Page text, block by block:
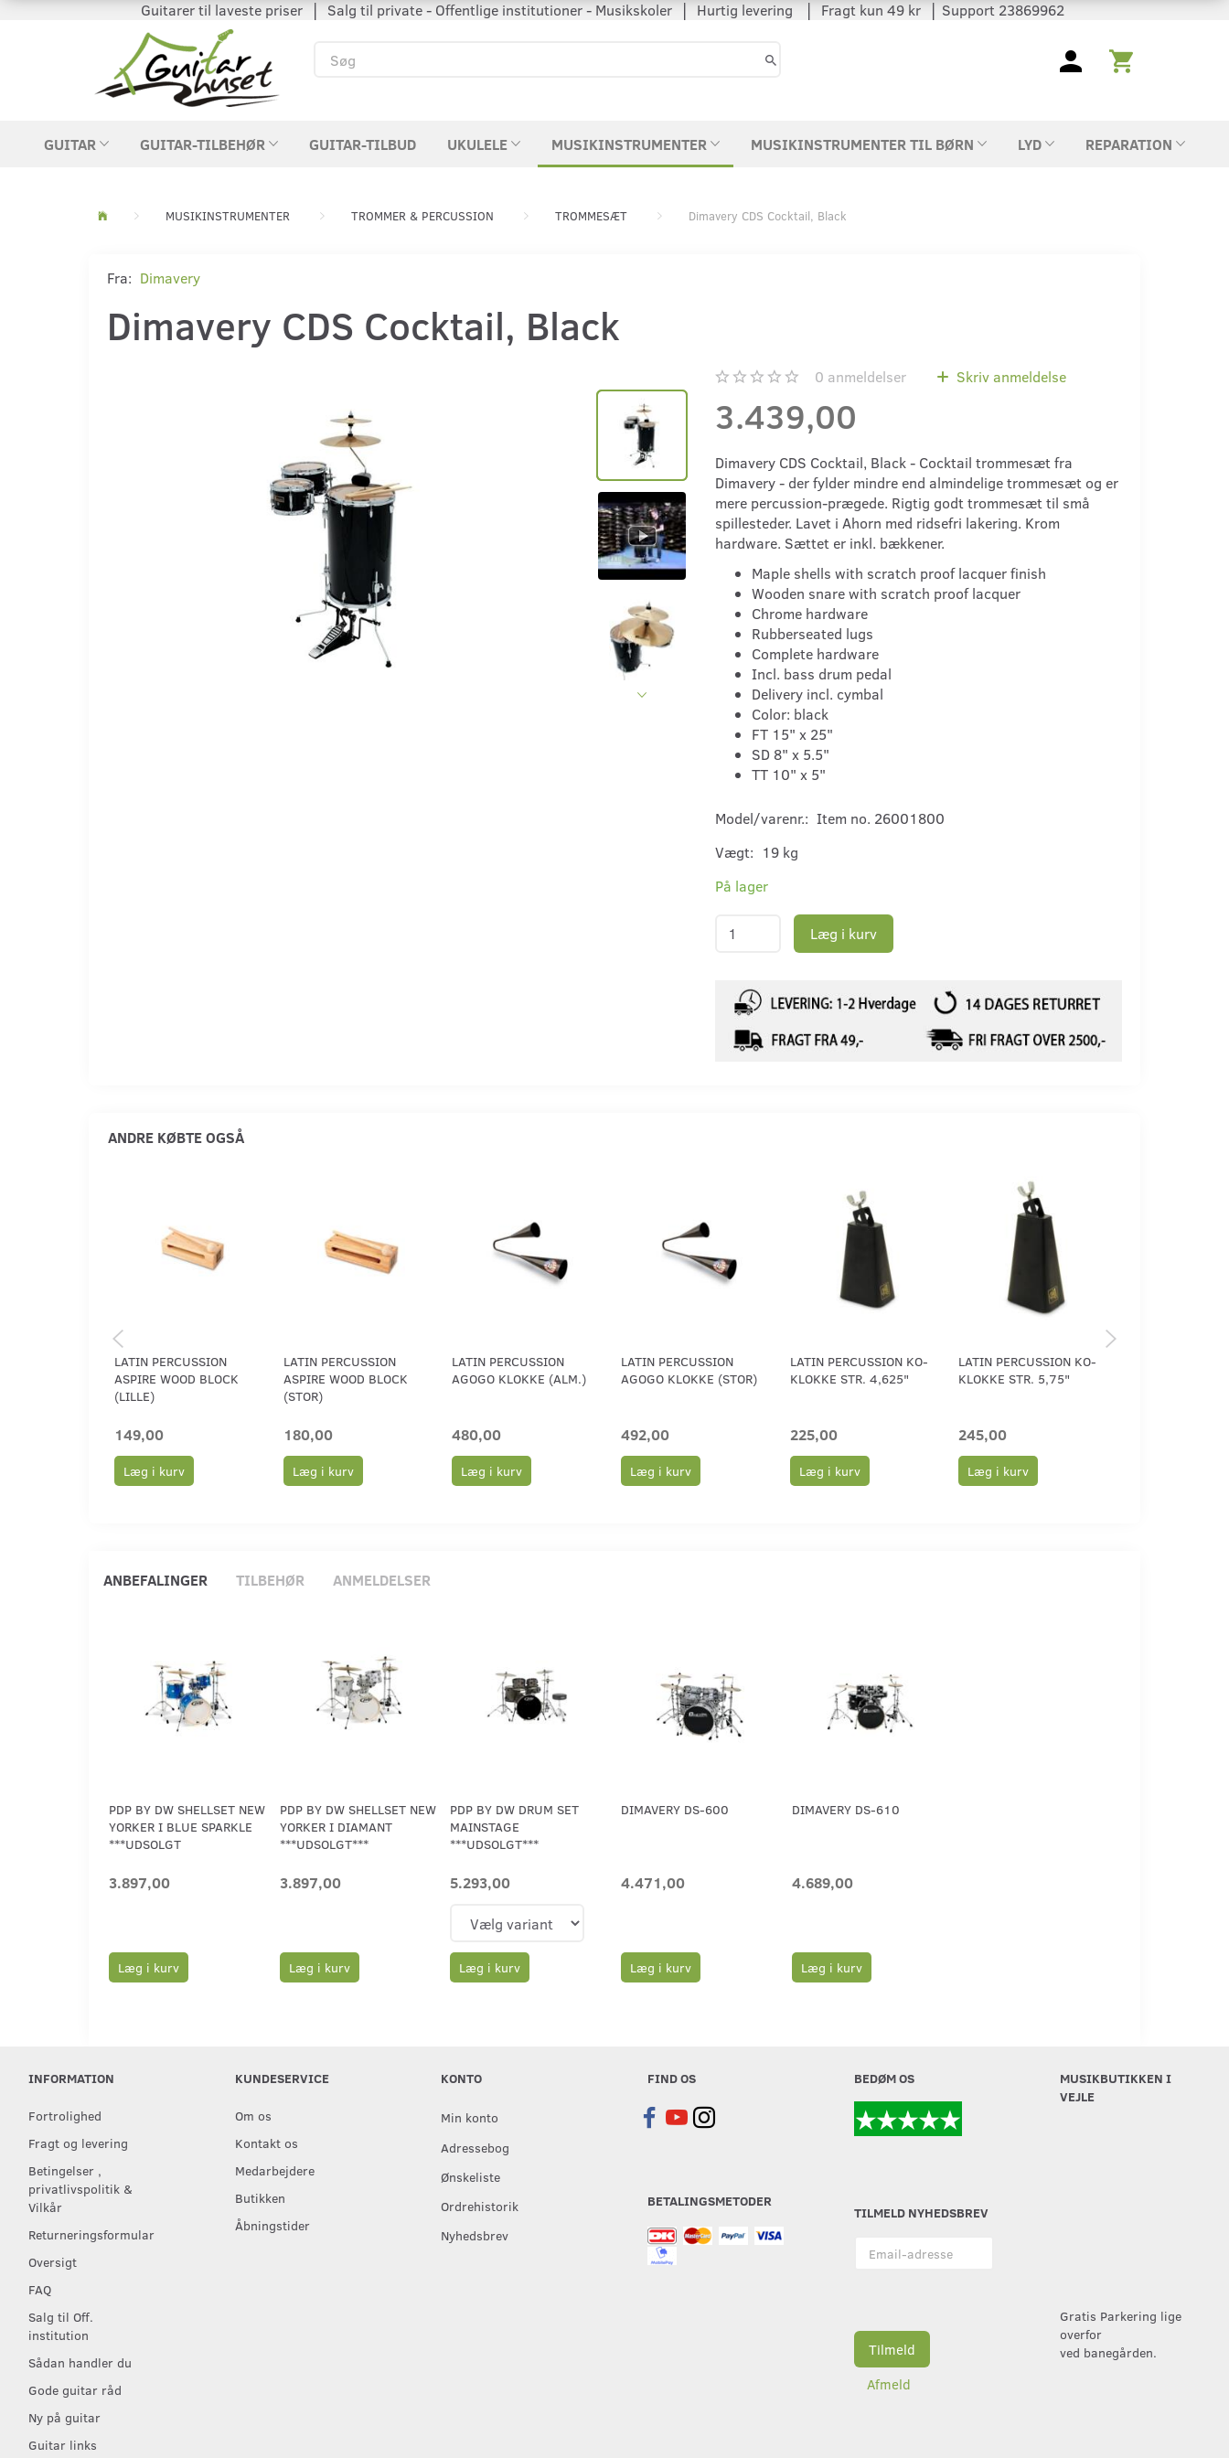
Guitarer til laveste priser │ Salg til private - Offentlige institutioner - Musikskoler │ Hurtig levering │ Fragt kun 49 kr │ Support 23869962
GUITAR GUITAR-TILBEHØR GUITAR-TILBUD UKULELE MUSIKINSTRUMENTER MUSIKINSTRUMENTER TIL BØRN LYD REPARATION
MUSIKINSTRUMENTER TROMMER & PERCUSSION TROMMESÆT Dimavery CDS Cocktail, Black
Fra: Dimavery
Dimavery CDS Cocktail, Black
0 anmeldelser Skriv anmeldelse
3.439,00
Dimavery CDS Cocktail, Black - Cocktail trommesæt fra
Dimavery - der fylder mindre end almindelige trommesæt og er
mere percussion-prægede. Rigtig godt trommesæt til små
spillesteder. Lavet i Ahorn med ridsefri lakering. Krom
hardware. Sættet er inkl. bækkener.
Maple shells with scratch proof lacquer finish
Wooden snare with scratch proof lacquer
Chrome hardware
Rubberseated lugs
Complete hardware
Incl. bass drum pedal
Delivery incl. cymbal
Color: black
FT 15" x 25"
SD 8" x 5.5"
TT 10" x 5"
Model/varenr.: Item no. 26001800
Vægt: 19 kg
På lager
Læg i kurv
ANDRE KØBTE OGSÅ
LATIN PERCUSSION
ASPIRE WOOD BLOCK
(LILLE)
149,00
Læg i kurv
LATIN PERCUSSION
ASPIRE WOOD BLOCK
(STOR)
180,00
Læg i kurv
LATIN PERCUSSION
AGOGO KLOKKE (ALM.)
480,00
Læg i kurv
LATIN PERCUSSION
AGOGO KLOKKE (STOR)
492,00
Læg i kurv
LATIN PERCUSSION KO-
KLOKKE STR. 4,625"
225,00
Læg i kurv
LATIN PERCUSSION KO-
KLOKKE STR. 5,75"
245,00
Læg i kurv
ANBEFALINGER TILBEHØR ANMELDELSER
PDP BY DW SHELLSET NEW
YORKER I BLUE SPARKLE
***UDSOLGT
3.897,00
Læg i kurv
PDP BY DW SHELLSET NEW
YORKER I DIAMANT
***UDSOLGT***
3.897,00
Læg i kurv
PDP BY DW DRUM SET
MAINSTAGE
***UDSOLGT***
5.293,00
Læg i kurv
DIMAVERY DS-600
4.471,00
Læg i kurv
DIMAVERY DS-610
4.689,00
Læg i kurv
INFORMATION
Fortrolighed
Fragt og levering
Betingelser ,
privatlivspolitik &
Vilkår
Returneringsformular
Oversigt
FAQ
Salg til Off.
institution
Sådan handler du
Gode guitar råd
Ny på guitar
Guitar links
KUNDESERVICE
Om os
Kontakt os
Medarbejdere
Butikken
Åbningstider
KONTO
Min konto
Adressebog
Ønskeliste
Ordrehistorik
Nyhedsbrev
FIND OS
BETALINGSMETODER
BEDØM OS
TILMELD NYHEDSBREV
adresse
Tilmeld
Afmeld
MUSIKBUTIKKEN I
VEJLE
Gratis Parkering lige
overfor
ved banegården.